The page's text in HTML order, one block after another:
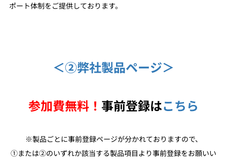
ポート体制をご提供しております。
＜②弊社製品ページ＞
参加費無料！ 事前登録はこちら
※製品ごとに事前登録ページが分かれておりますので、
①または②のいずれか該当する製品項目より事前登録をお願いい